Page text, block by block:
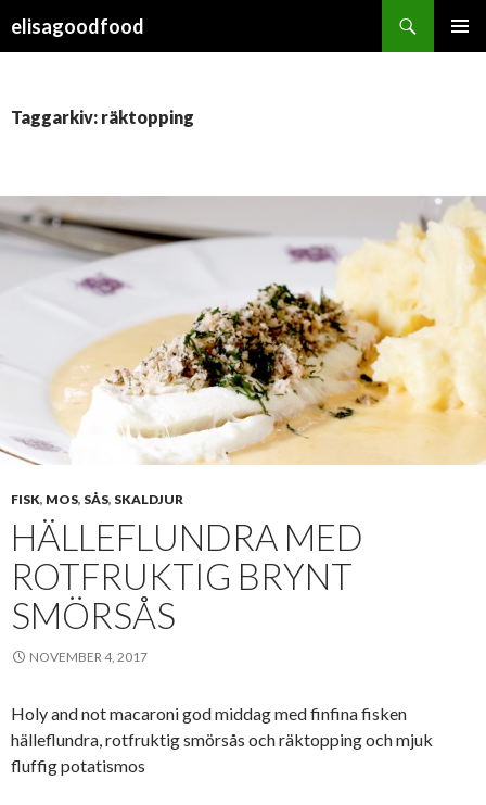
elisagoodfood
Taggarkiv: räktopping
FISK, MOS, SÅS, SKALDJUR
HÄLLEFLUNDRA MED
ROTFRUKTIG BRYNT
SMÖRSÅS
NOVEMBER 4, 2017
Holy and not macaroni god middag med finfina fisken
hälleflundra, rotfruktig smörsås och räktopping och mjuk
fluffig potatismos